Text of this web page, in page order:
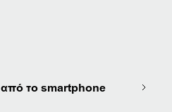
το smartphone